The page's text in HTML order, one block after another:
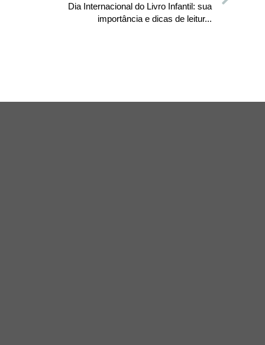
Dia Internacional do Livro Infantil: sua
importância e dicas de leitur...